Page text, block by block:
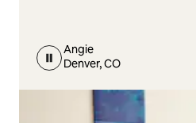
Angie
Denver, CO